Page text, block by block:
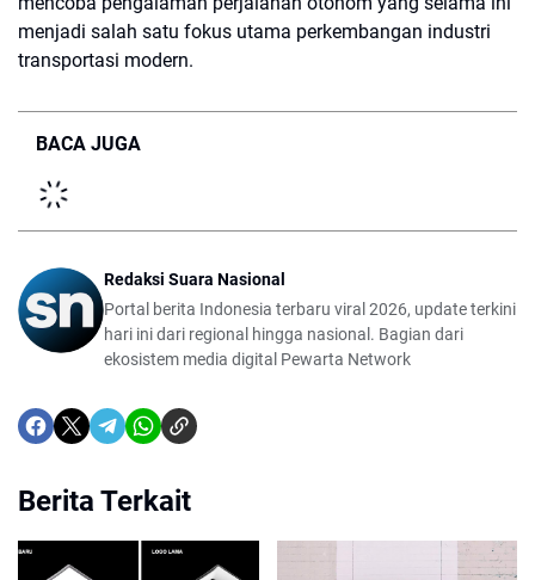
menjadi salah satu fokus utama perkembangan industri
transportasi modern.
BACA JUGA
Redaksi Suara Nasional
Portal berita Indonesia terbaru viral 2026, update terkini
hari ini dari regional hingga nasional. Bagian dari
ekosistem media digital Pewarta Network
Berita Terkait